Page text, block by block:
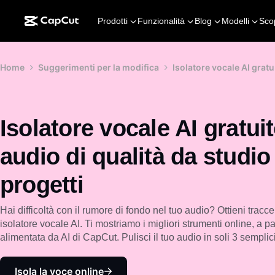
Prodotti Funzionalità Blog Modelli
Home Suggerimenti per la modifica Isolatore vocale AI
Isolatore vocale AI
audio di qualità da
progetti
Hai difficoltà con il rumore di fondo nel tuo audio? Ottieni
isolatore vocale AI. Ti mostriamo i migliori strumenti online, a
alimentata da AI di CapCut. Pulisci il tuo audio in soli 3
Isola la voce online